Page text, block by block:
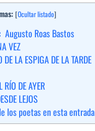
[Ocultar listado]
Augusto Roas Bastos
VEZ
DE LA ESPIGA DE LA TARDE
RÍO DE AYER
LEJOS
los poetas en esta entrada